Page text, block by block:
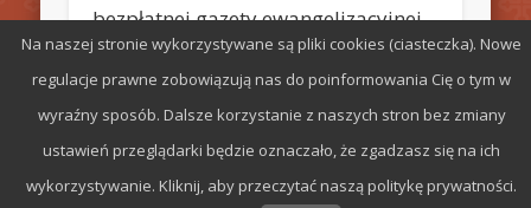
bezpłatnej gazety ewangelizacyjnej
„Dobre Nowiny”.
© 2026 Parafia św. Stefana w Radomiu
Na naszej stronie wykorzystywane są pliki cookies (ciasteczka). Nowe
regulacje prawne zobowiązują nas do poinformowania Cię o tym w
wyraźny sposób. Dalsze korzystanie z naszych stron bez zmiany
ustawień przeglądarki będzie oznaczało, że zgadzasz się na ich
wykorzystywanie. Kliknij, aby przeczytać naszą politykę prywatności.